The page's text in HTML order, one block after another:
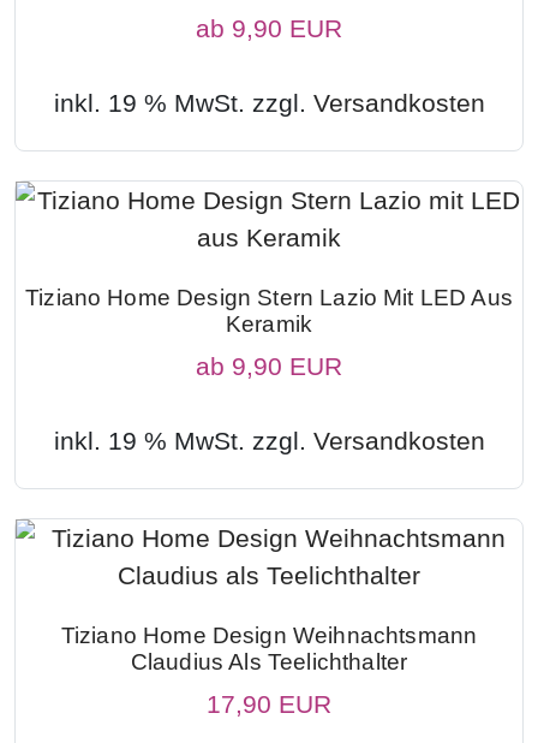
ab 9,90 EUR
inkl. 19 % MwSt. zzgl. Versandkosten
Tiziano Home Design Stern Lazio Mit LED Aus
Keramik
ab 9,90 EUR
inkl. 19 % MwSt. zzgl. Versandkosten
Tiziano Home Design Weihnachtsmann
Claudius Als Teelichthalter
17,90 EUR